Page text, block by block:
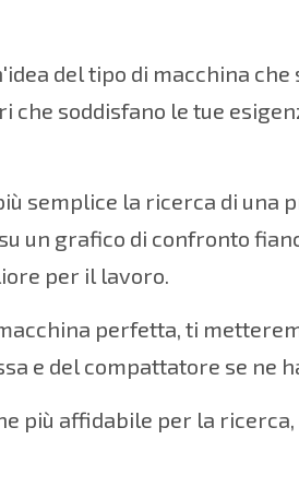
del tipo di macchina
che soddisfano le tue
semplice la ricerca di una
un grafico di confronto
per il lavoro.
perfetta, ti
e del compattatore se ne
più affidabile per la